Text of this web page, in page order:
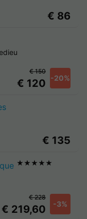
€ 86
€ 120 -20%
€ 150
€ 135
★★★★★
€ 219,60 -3%
€ 228